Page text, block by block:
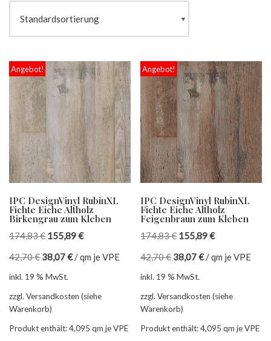
Angebot!
IPC DesignVinyl RubinXL
Fichte Eiche Altholz
Birkengrau zum Kleben
174,83€ 155,89€
42,70€ 38,07€/qm je VPE
inkl. 19 % MwSt.
zzgl. Versandkosten (siehe
Warenkorb)
Produkt enthält: 4,095 qm je VPE
Angebot!
IPC DesignVinyl RubinXL
Fichte Eiche Altholz
Feigenbraun zum Kleben
174,83€ 155,89€
42,70€ 38,07€/qm je VPE
inkl. 19 % MwSt.
zzgl. Versandkosten (siehe
Warenkorb)
Produkt enthält: 4,095qm je VPE